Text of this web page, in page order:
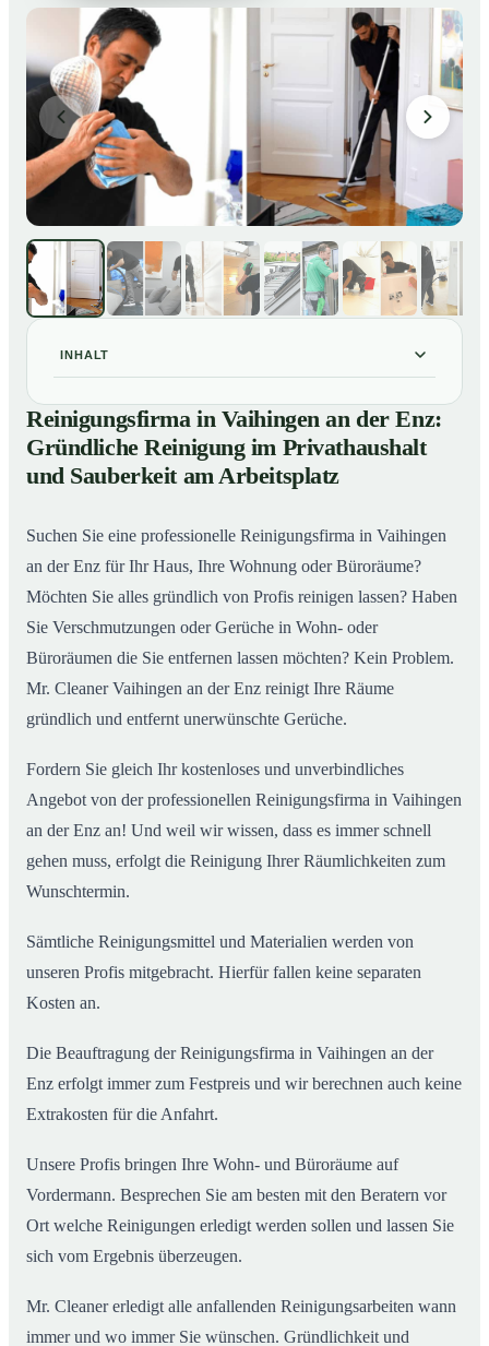
INHALT
01Reinigungsfirma in Vaihingen an der Enz: Gründliche
Reinigung im Privathaushalt und Sauberkeit am
Arbeitsplatz
02So arbeitet eine Reinigungsfirma in Vaihingen an der
Reinigungsfirma in Vaihingen an der Enz:
Gründliche Reinigung im Privathaushalt
und Sauberkeit am Arbeitsplatz
Suchen Sie eine professionelle Reinigungsfirma in Vaihingen
an der Enz für Ihr Haus, Ihre Wohnung oder Büroräume?
Möchten Sie alles gründlich von Profis reinigen lassen? Haben
Sie Verschmutzungen oder Gerüche in Wohn- oder
Büroräumen die Sie entfernen lassen möchten? Kein Problem.
Mr. Cleaner Vaihingen an der Enz reinigt Ihre Räume
gründlich und entfernt unerwünschte Gerüche.
Fordern Sie gleich Ihr kostenloses und unverbindliches
Angebot von der professionellen Reinigungsfirma in Vaihingen
an der Enz an! Und weil wir wissen, dass es immer schnell
gehen muss, erfolgt die Reinigung Ihrer Räumlichkeiten zum
Wunschtermin.
Sämtliche Reinigungsmittel und Materialien werden von
unseren Profis mitgebracht. Hierfür fallen keine separaten
Kosten an.
Die Beauftragung der Reinigungsfirma in Vaihingen an der
Enz erfolgt immer zum Festpreis und wir berechnen auch keine
Extrakosten für die Anfahrt.
Unsere Profis bringen Ihre Wohn- und Büroräume auf
Vordermann. Besprechen Sie am besten mit den Beratern vor
Ort welche Reinigungen erledigt werden sollen und lassen Sie
sich vom Ergebnis überzeugen.
Mr. Cleaner erledigt alle anfallenden Reinigungsarbeiten wann
immer und wo immer Sie wünschen. Gründlichkeit und